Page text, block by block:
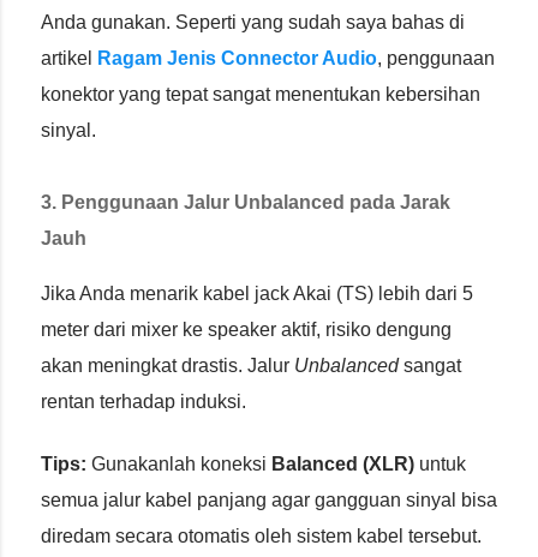
Anda gunakan. Seperti yang sudah saya bahas di
artikel
Ragam Jenis Connector Audio, penggunaan
konektor yang tepat sangat menentukan kebersihan
sinyal.
3. Penggunaan Jalur Unbalanced pada Jarak
Jauh
Jika Anda menarik kabel jack Akai (TS) lebih dari 5
meter dari mixer ke speaker aktif, risiko dengung
akan meningkat drastis. Jalur Unbalancedsangat
rentan terhadap induksi.
Tips: Gunakanlah koneksi Balanced (XLR) untuk
semua jalur kabel panjang agar gangguan sinyal bisa
diredam secara otomatis oleh sistem kabel tersebut.